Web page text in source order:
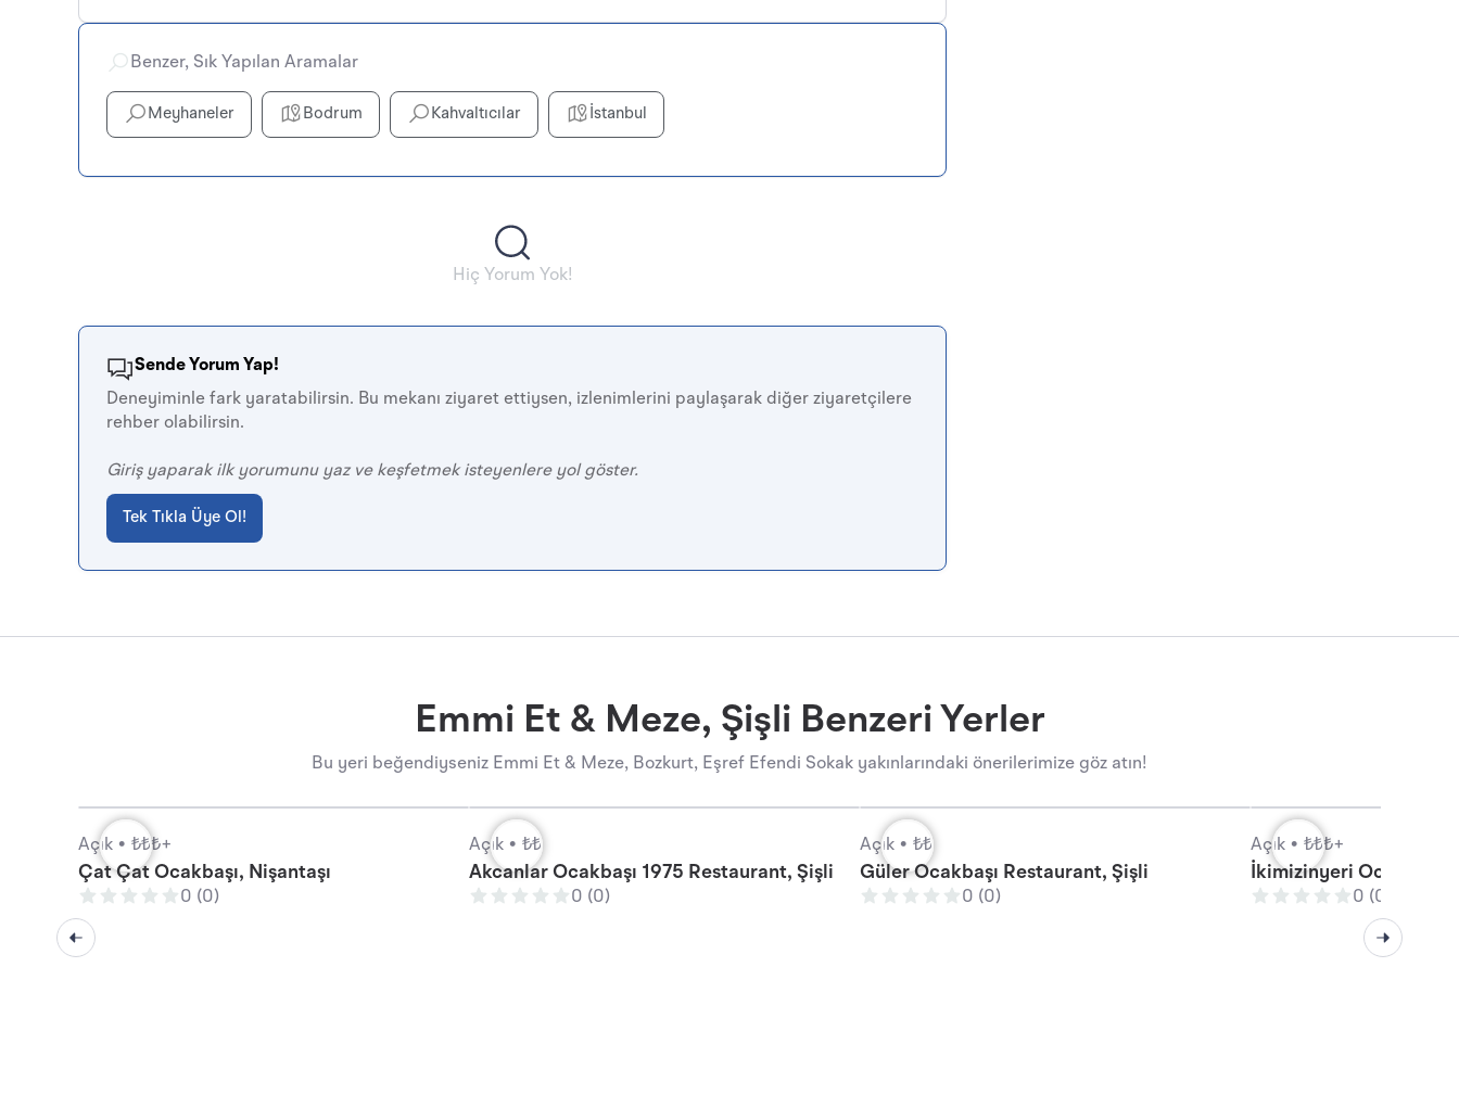
Benzer, Sık Yapılan Aramalar
Meyhaneler Bodrum Kahvaltıcılar İstanbul
Hiç Yorum Yok!
Sende Yorum Yap!
Deneyiminle fark yaratabilirsin. Bu mekanı ziyaret ettiysen, izlenimlerini paylaşarak diğer ziyaretçilere
rehber olabilirsin.
Giriş yaparak ilk yorumunu yaz ve keşfetmek isteyenlere yol göster.
Tek Tıkla Üye Ol!
Emmi Et & Meze, Şişli Benzeri Yerler
Bu yeri beğendiyseniz Emmi Et & Meze, Bozkurt, Eşref Efendi Sokak yakınlarındaki önerilerimize göz atın!
Açık • ₺₺₺+
Çat Çat Ocakbaşı, Nişantaşı
0 (0)
Açık • ₺₺
Akcanlar Ocakbaşı 1975 Restaurant, Şişli
0 (0)
Açık • ₺₺
Güler Ocakbaşı Restaurant, Şişli
0 (0)
Açık • ₺₺₺+
İkimizinyeri Ocakbaşı,
0 (0)